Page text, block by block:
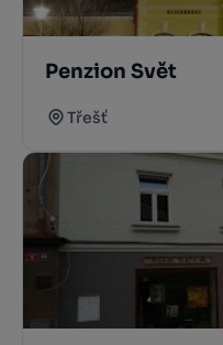
Penzion Svět
Třešť